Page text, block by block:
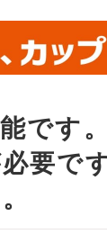
です
要で